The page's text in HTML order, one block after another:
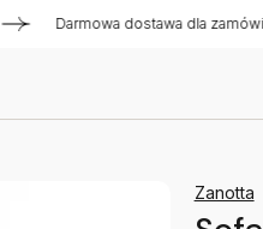
Darmowa dostawa dla zamówień
Zanotta